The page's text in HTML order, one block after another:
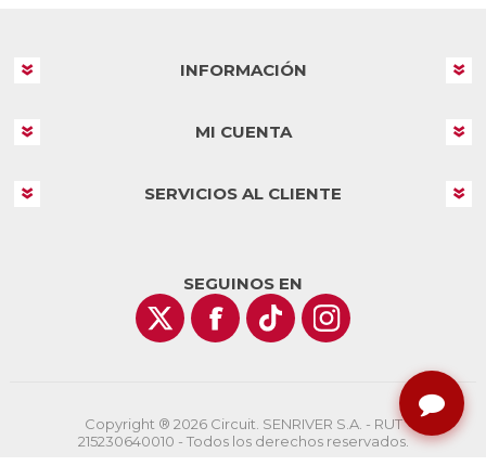
INFORMACIÓN
MI CUENTA
SERVICIOS AL CLIENTE
SEGUINOS EN
Copyright ® 2026 Circuit. SENRIVER S.A. - RUT
215230640010 - Todos los derechos reservados.